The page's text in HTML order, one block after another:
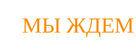
МЫ ЖДЕМ